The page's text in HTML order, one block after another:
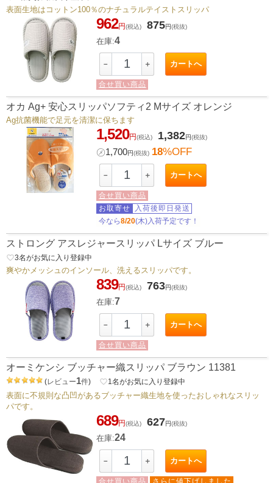
表面生地はコットン100％のナチュラルテイストスリッパ
962円(税込) 875円(税抜)
在庫:4
－ ＋ カートへ
合せ買い商品
オカ Ag+ 安心スリッパソフティ2 Mサイズ オレンジ
Ag抗菌機能で足元を清潔に保ちます
1,520円(税込) 1,382円(税抜)
㋱1,700円(税抜) 18%OFF
－ ＋ カートへ
合せ買い商品
お取寄せ
入荷後即日発送
今なら8/20(木)入荷予定です！
ストロング アスレジャースリッパ Lサイズ ブルー
favorite_border3名がお気に入り登録中
爽やかメッシュのインソール、洗えるスリッパです。
839円(税込) 763円(税抜)
在庫:7
－ ＋ カートへ
合せ買い商品
オーミケンシ ブッチャー織スリッパ ブラウン 11381
(レビュー1件) favorite_border1 名がお気に入り登録中
表面に不規則な凸凹があるブッチャー織生地を使ったおしゃれなスリッ
パです。
689円(税込) 627円(税抜)
在庫:24
－ ＋ カートへ
合せ買い商品 さらに値下げしました